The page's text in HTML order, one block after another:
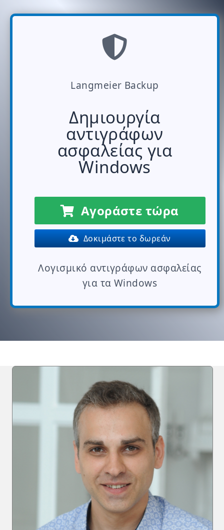
Langmeier Backup
Δημιουργία
αντιγράφων
ασφαλείας για
Windows
Αγοράστε τώρα
Δοκιμάστε το δωρεάν
Λογισμικό αντιγράφων ασφαλείας
για τα Windows